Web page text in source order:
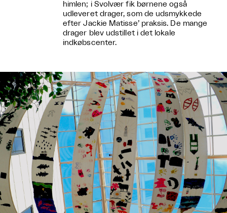
himlen; i Svolvær fik børnene også
udleveret drager, som de udsmykkede
efter Jackie Matisse’ praksis. De mange
drager blev udstillet i det lokale
indkøbscenter.